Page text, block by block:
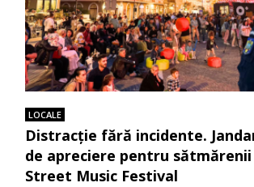
LOCALE
Distracție fără incidente.
de apreciere pentru sătmărenii
Street Music Festival